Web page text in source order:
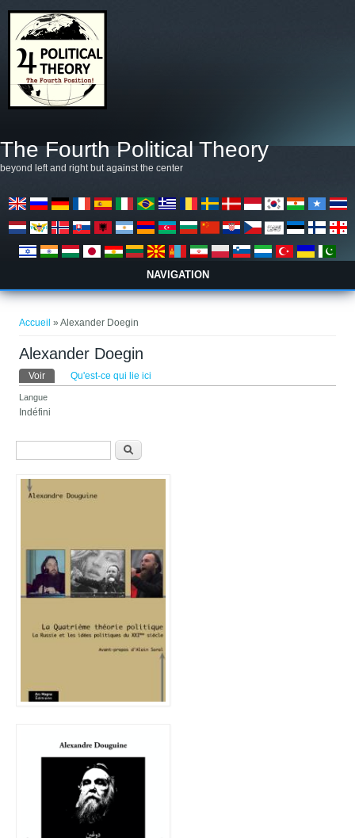
The Fourth Political Theory
beyond left and right but against the center
NAVIGATION
Accueil » Alexander Doegin
Alexander Doegin
Onglets principaux
Voir (onglet actif)
Qu'est-ce qui lie ici
Langue
Indéfini
Formulaire de recherche